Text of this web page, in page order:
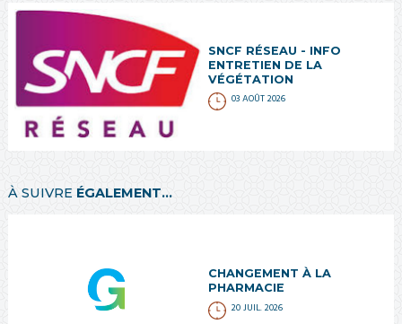
SNCF RÉSEAU - INFO
ENTRETIEN DE LA
VÉGÉTATION
03 AOÛT 2026
À SUIVRE ÉGALEMENT...
CHANGEMENT À LA
PHARMACIE
20 JUIL. 2026